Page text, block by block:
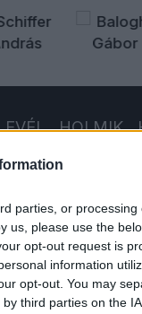
parties, or
us, please use the
opt-out request is
information
opt-out. You may
third parties on the
HOLMIK